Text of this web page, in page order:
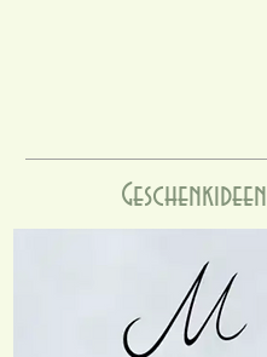
Geschenkideen